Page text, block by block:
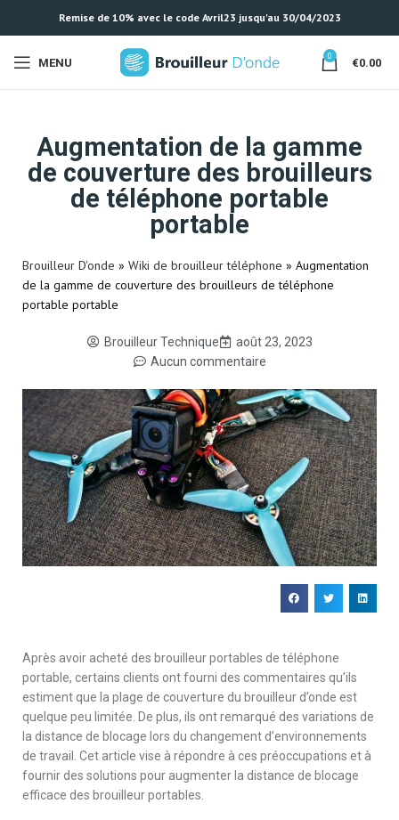
Remise de 10% avec le code Avril23 jusqu'au 30/04/2023
MENU 0 €0.00
Augmentation de la gamme
de couverture des brouilleurs
de téléphone portable
portable
Brouilleur D'onde » Wiki de brouilleur téléphone » Augmentation
de la gamme de couverture des brouilleurs de téléphone
portable portable
Brouilleur Technique
août 23, 2023
Aucun commentaire
Après avoir acheté des brouilleur portables de téléphone
portable, certains clients ont fourni des commentaires qu’ils
estiment que la plage de couverture du brouilleur d’onde est
quelque peu limitée. De plus, ils ont remarqué des variations de
la distance de blocage lors du changement d’environnements
de travail. Cet article vise à répondre à ces préoccupations et à
fournir des solutions pour augmenter la distance de blocage
efficace des brouilleur portables.